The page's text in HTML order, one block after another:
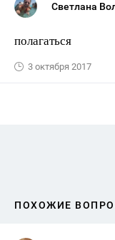
Светлана
полагаться
3 октября 2017
ПОХОЖИЕ